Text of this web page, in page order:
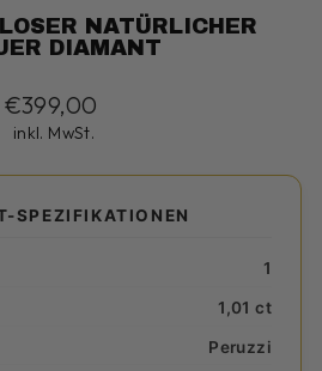
NATÜRLICHER
DIAMANT
Normaler
Preis
€399,00
inkl. MwSt.
SPEZIFIKATIONEN
1
1,01 ct
Peruzzi